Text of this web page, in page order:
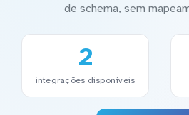
de schema, sem
2
integrações disponíveis